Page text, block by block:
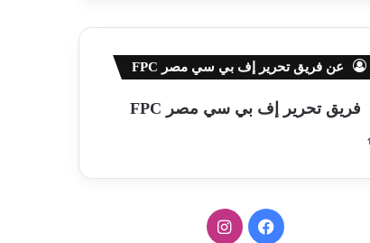
عن فريق تحرير إف بي سي مصر FPC
فريق تحرير إف بي سي مصر FPC
الوي
ف
ا